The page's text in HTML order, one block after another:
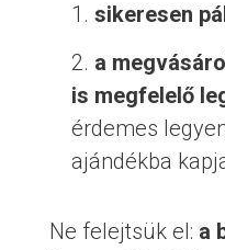
sikeresen
a
is megfelelő
érdemes
ajándékba
Ne felejtsük el: a